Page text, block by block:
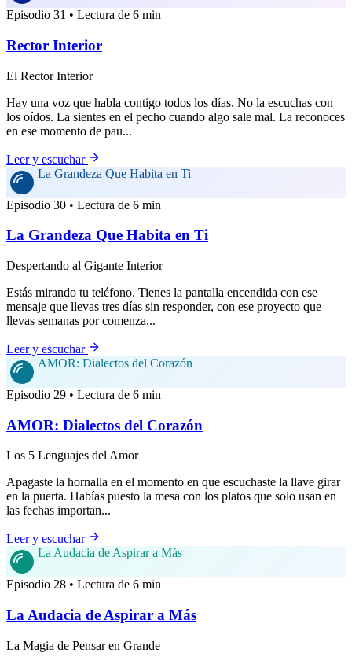
Episodio 31 • Lectura de 6 min
Rector Interior
El Rector Interior
Hay una voz que habla contigo todos los días. No la escuchas con
los oídos. La sientes en el pecho cuando algo sale mal. La reconoces
en ese momento de pau...
Leer y escuchar
La Grandeza Que Habita en Ti
Episodio 30 • Lectura de 6 min
La Grandeza Que Habita en Ti
Despertando al Gigante Interior
Estás mirando tu teléfono. Tienes la pantalla encendida con ese
mensaje que llevas tres días sin responder, con ese proyecto que
llevas semanas por comenza...
Leer y escuchar
AMOR: Dialectos del Corazón
Episodio 29 • Lectura de 6 min
AMOR: Dialectos del Corazón
Los 5 Lenguajes del Amor
Apagaste la hornalla en el momento en que escuchaste la llave girar
en la puerta. Habías puesto la mesa con los platos que solo usan en
las fechas importan...
Leer y escuchar
La Audacia de Aspirar a Más
Episodio 28 • Lectura de 6 min
La Audacia de Aspirar a Más
La Magia de Pensar en Grande